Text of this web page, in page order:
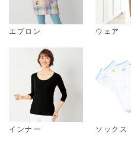
エプロン ウェア
インナー ソックス